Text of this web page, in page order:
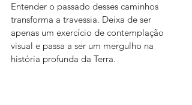
Entender o passado desses caminhos
transforma a travessia. Deixa de ser
apenas um exercício de contemplação
visual e passa a ser um mergulho na
história profunda da Terra.